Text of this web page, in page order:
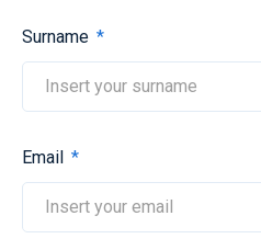
Surname
Email